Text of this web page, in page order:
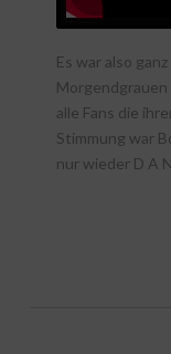
Es war also
Morgendgrauen
alle Fans die
Stimmung war
nur wieder D A